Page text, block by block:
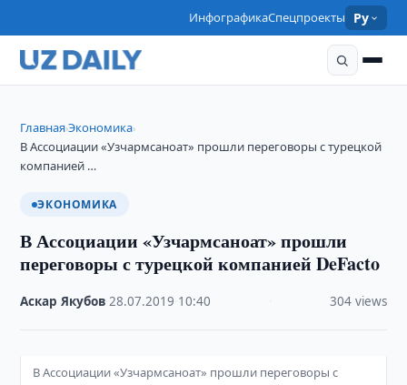
ИнфографикаСпецпроекты Ру
Главная›Экономика›
В Ассоциации «Узчармсаноат» прошли переговоры с турецкой
компанией …
ЭКОНОМИКА
В Ассоциации «Узчармсаноат» прошли
переговоры с турецкой компанией DeFacto
Аскар Якубов ·28.07.2019 10:40 304 views
В Ассоциации «Узчармсаноат» прошли переговоры с